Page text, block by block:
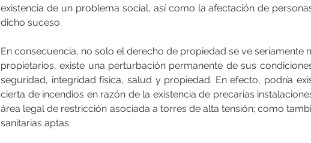
existencia de un problema social, así como la afectación de
dicho suceso.
En consecuencia, no solo el derecho de propiedad se ve seriamente
propietarios, existe una perturbación permanente de sus
seguridad, integridad física, salud y propiedad. En efecto, podría
cierta de incendios en razón de la existencia de precarias
área legal de restricción asociada a torres de alta tensión; como
sanitarias aptas.